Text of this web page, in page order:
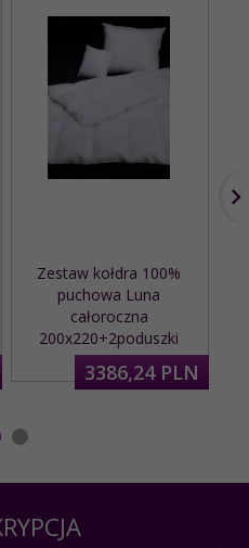
Zestaw kołdra 100%
puchowa Luna
całoroczna
200x220+2poduszki
3386,24 PLN